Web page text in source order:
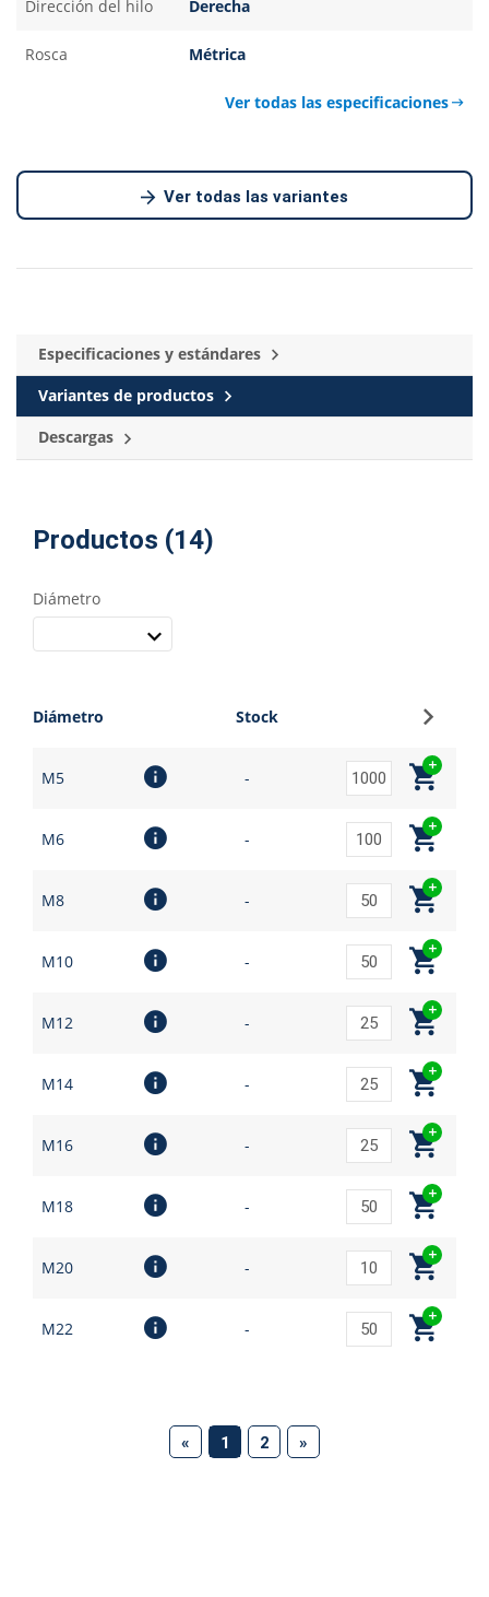
Dirección del hilo Derecha
Rosca Métrica
Ver todas las especificaciones
Ver todas las variantes
Especificaciones y estándares
Variantes de productos
Descargas
Productos (14)
Diámetro
Diámetro Stock
M5 -
M6 -
M8 -
M10 -
M12 -
M14 -
M16 -
M18 -
M20 -
M22 -
« 1 (current)
2 »